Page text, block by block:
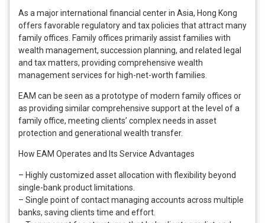
As a major international financial center in Asia, Hong Kong
offers favorable regulatory and tax policies that attract many
family offices. Family offices primarily assist families with
wealth management, succession planning, and related legal
and tax matters, providing comprehensive wealth
management services for high-net-worth families.
EAM can be seen as a prototype of modern family offices or
as providing similar comprehensive support at the level of a
family office, meeting clients’ complex needs in asset
protection and generational wealth transfer.
How EAM Operates and Its Service Advantages
– Highly customized asset allocation with flexibility beyond
single-bank product limitations.
– Single point of contact managing accounts across multiple
banks, saving clients time and effort.